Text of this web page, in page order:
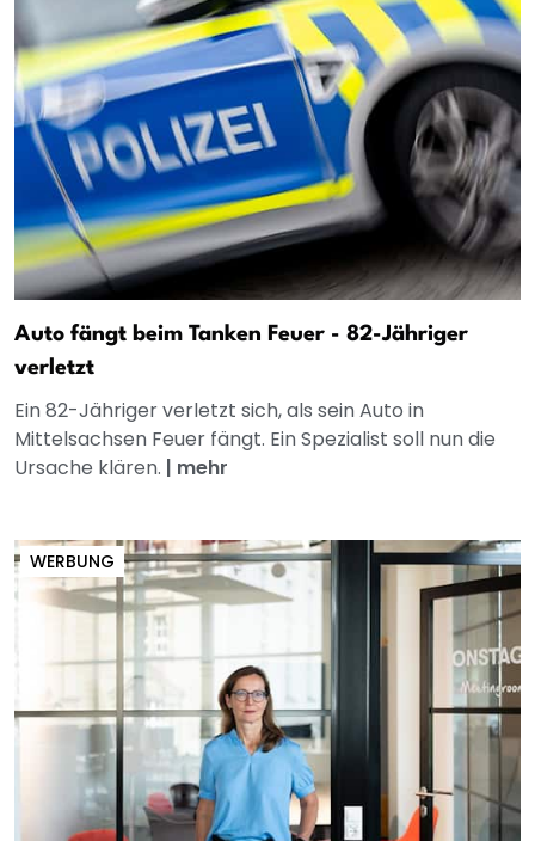
Auto fängt beim Tanken Feuer - 82-Jähriger
verletzt
Ein 82-Jähriger verletzt sich, als sein Auto in
Mittelsachsen Feuer fängt. Ein Spezialist soll nun die
Ursache klären. | mehr
WERBUNG